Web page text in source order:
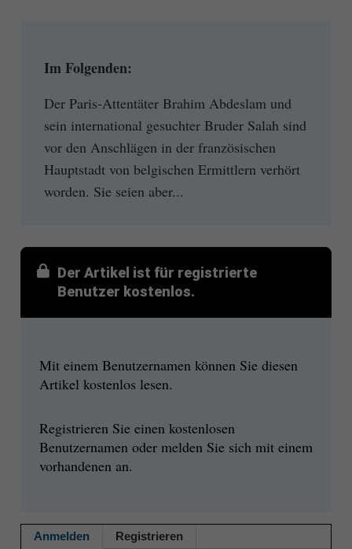
Im Folgenden:
Der Paris-Attentäter Brahim Abdeslam und
sein international gesuchter Bruder Salah sind
vor den Anschlägen in der französischen
Hauptstadt von belgischen Ermittlern verhört
worden. Sie seien aber...
Der Artikel ist für registrierte
Benutzer kostenlos.
Mit einem Benutzernamen können Sie diesen
Artikel kostenlos lesen.
Registrieren Sie einen kostenlosen
Benutzernamen oder melden Sie sich mit einem
vorhandenen an.
Anmelden Registrieren